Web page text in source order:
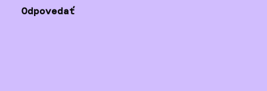
Odpovedať